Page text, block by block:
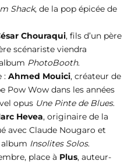
Shack, de la pop épicée de
Chouraqui, fils d’un père
scénariste viendra
PhotoBooth.
: Ahmed Mouici, créateur de
Pow Wow dans les années
opus Une Pinte de Blues.
Hevea, originaire de la
avec Claude Nougaro et
Insolites Solos.
place à Plus, auteur-